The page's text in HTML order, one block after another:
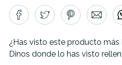
¿Has visto este producto más
Dinos donde lo has visto